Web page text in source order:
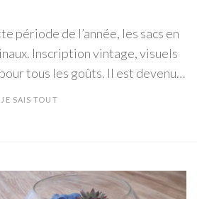
période de l’année, les sacs en
Inscription vintage, visuels
tous les goûts. Il est devenu…
SAIS TOUT